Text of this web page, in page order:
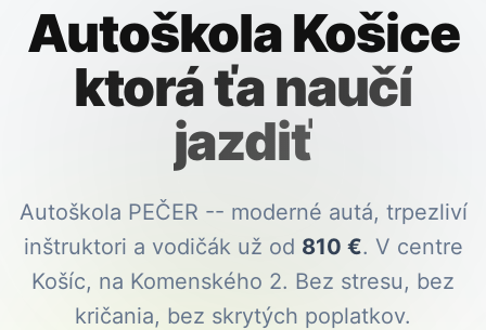
Autoškola Košice
ktorá ťa naučí
jazdiť
Autoškola PEČER -- moderné autá, trpezliví
inštruktori a vodičák už od 810 €. V centre
Košíc, na Komenského 2. Bez stresu, bez
kričania, bez skrytých poplatkov.